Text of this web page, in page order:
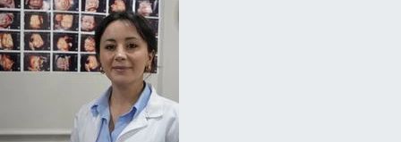
Trafik Durumu
Süper Lig Puan Durumu ve Fikstür
Tüm Manşetler